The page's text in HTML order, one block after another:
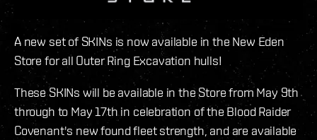
A new set of SKINs is now available in the New Eden
Store for all Outer Ring Excavation hulls!
These SKINs will be available in the Store from May 9th
through to May 17th in celebration of the Blood Raider
Covenant's new found fleet strength, and are available